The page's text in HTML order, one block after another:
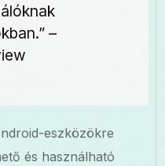
–
eszközökre
és használható